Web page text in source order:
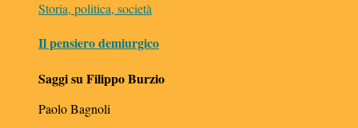
Storia, politica, società
Il pensiero demiurgico
Saggi su Filippo Burzio
Paolo Bagnoli